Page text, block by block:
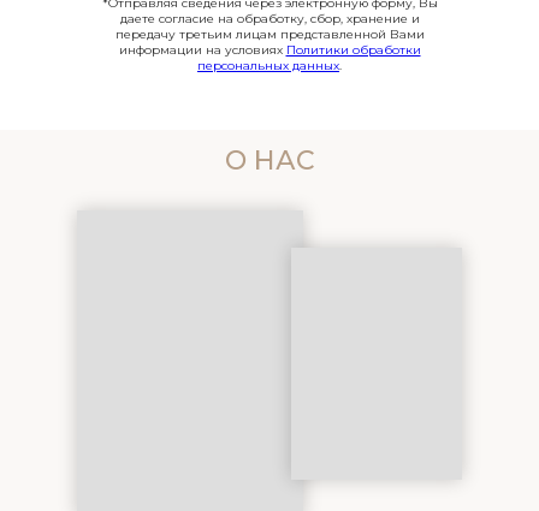
*Отправляя сведения через электронную форму, Вы
даете согласие на обработку, сбор, хранение и
передачу третьим лицам представленной Вами
информации на условиях Политики обработки
персональных данных.
О НАС